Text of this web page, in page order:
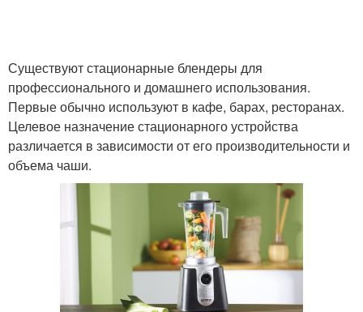
Существуют стационарные блендеры для
профессионального и домашнего использования.
Первые обычно используют в кафе, барах, ресторанах.
Целевое назначение стационарного устройства
различается в зависимости от его производительности и
объема чаши.